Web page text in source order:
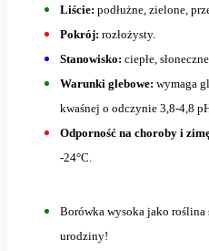
Liście: podłużne, zielone,
Pokrój: rozłożysty.
Stanowisko: ciepłe,
Warunki glebowe: wymaga
kwaśnej o odczynie 3,8-4,8
Odporność na choroby i
-24°C.
Borówka wysoka jako
urodziny!